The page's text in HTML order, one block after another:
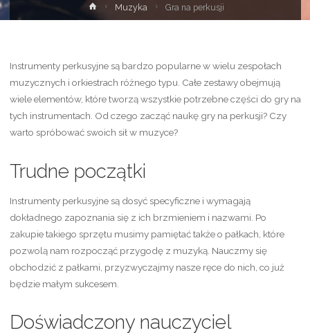
Strona
główna
Muzyka Gra na perkusji
Instrumenty perkusyjne są bardzo popularne w wielu zespołach
muzycznych i orkiestrach różnego typu. Całe zestawy obejmują
wiele elementów, które tworzą wszystkie potrzebne części do gry na
tych instrumentach. Od czego zacząć naukę gry na perkusji? Czy
warto spróbować swoich sił w muzyce?
Trudne początki
Instrumenty perkusyjne są dosyć specyficzne i wymagają
dokładnego zapoznania się z ich brzmieniem i nazwami. Po
zakupie takiego sprzętu musimy pamiętać także o pałkach, które
pozwolą nam rozpocząć przygodę z muzyką. Nauczmy się
obchodzić z pałkami, przyzwyczajmy nasze ręce do nich, co już
będzie małym sukcesem.
Doświadczony nauczyciel